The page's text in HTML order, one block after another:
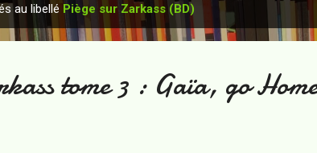
au libellé Piège sur Zarkass (BD)
tome 3 : Gaïa, go